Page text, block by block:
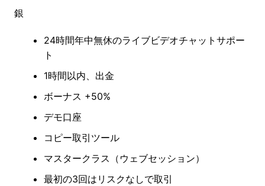
銀
24時間年中無休のライブビデオチャットサポー
ト
1時間以内、出金
ボーナス +50%
デモ口座
コピー取引ツール
マスタークラス（ウェブセッション）
最初の3回はリスクなしで取引